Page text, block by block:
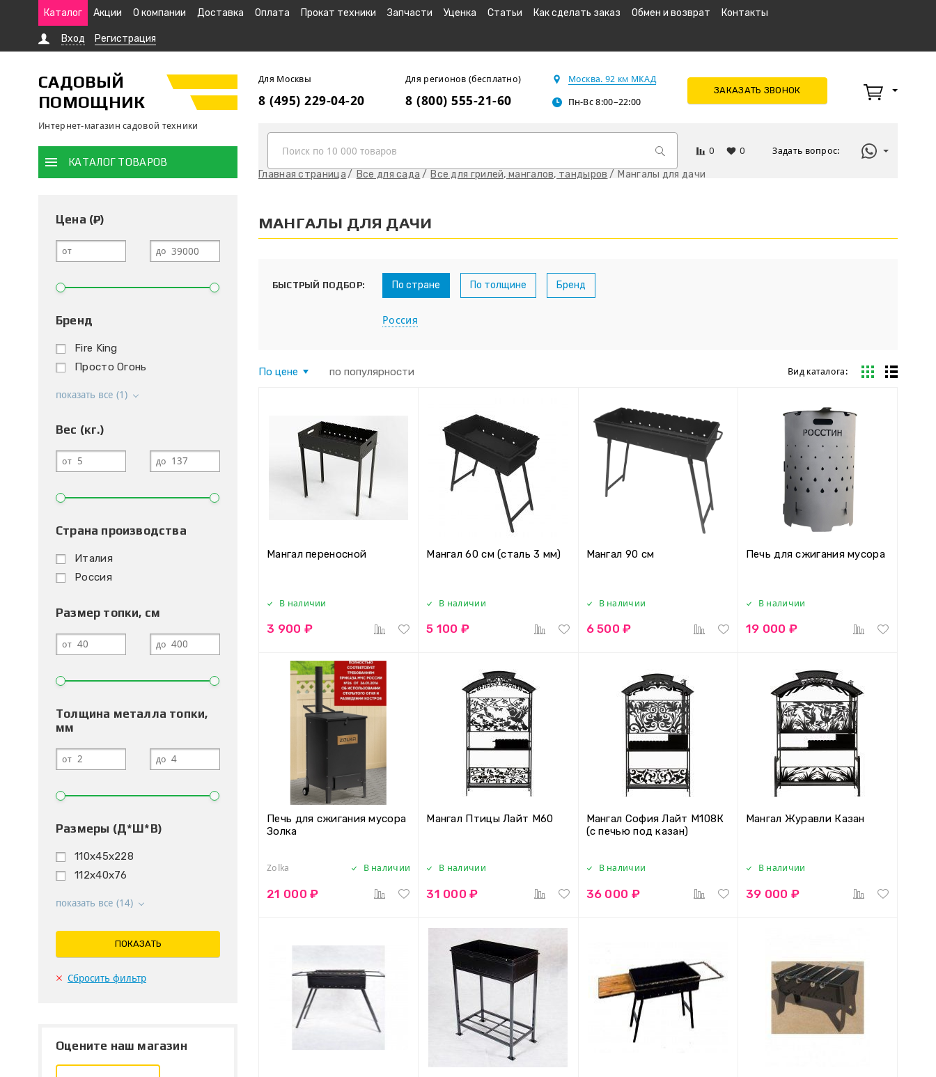
Каталог Акции О компании Доставка Оплата Прокат техники Запчасти Уценка Статьи Как сделать заказ Обмен и возврат Контакты
Вход Регистрация
САДОВЫЙ
ПОМОЩНИК
Интернет-магазин садовой техники
Для Москвы
8 (495) 229-04-20
Для регионов (бесплатно)
8 (800) 555-21-60
Москва. 92 км МКАД
Пн-Вс 8:00–22:00
ЗАКАЗАТЬ ЗВОНОК
0 0 Задать вопрос:
КАТАЛОГ ТОВАРОВ
Главная страница
Все для сада Все для грилей, мангалов, тандыров Мангалы для дачи
МАНГАЛЫ ДЛЯ ДАЧИ
Вид каталога:
По цене по популярности
БЫСТРЫЙ ПОДБОР: По стране По толщине Бренд
Россия
Мангал переносной
В наличии
3 900 ₽
Мангал 60 см (сталь 3 мм)
В наличии
5 100 ₽
Мангал 90 см
В наличии
6 500 ₽
Печь для сжигания мусора
В наличии
19 000 ₽
Печь для сжигания мусора
Золка
Zolka В наличии
21 000 ₽
Мангал Птицы Лайт М60
В наличии
31 000 ₽
Мангал София Лайт М108К
(с печью под казан)
В наличии
36 000 ₽
Мангал Журавли Казан
В наличии
39 000 ₽
Цена (₽)
от до
Бренд
Fire King
Просто Огонь
показать все (1)
Вес (кг.)
от до
Страна производства
Италия
Россия
Размер топки, см
от до
Толщина металла топки,
мм
от до
Размеры (Д*Ш*В)
110х45х228
112х40х76
показать все (14)
ПОКАЗАТЬ
Сбросить фильтр
Оцените наш магазин